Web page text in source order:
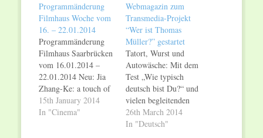
Programmänderung
Filmhaus Woche vom
16. – 22.01.2014
Programmänderung
Filmhaus Saarbrücken
vom 16.01.2014 –
22.01.2014 Neu: Jia
Zhang-Ke: a touch of
sin (OmU) Do – Mi
20.00 Uhr, Fr mit
15th January 2014
In "Cinema"
Webmagazin zum
Transmedia-Projekt
“Wer ist Thomas
Müller?” gestartet
Tatort, Wurst und
Autowäsche: Mit dem
Test „Wie typisch
deutsch bist Du?“ und
vielen begleitenden
Inhalten ist ab sofort
das Web-Magazin
26th March 2014
In "Deutsch"